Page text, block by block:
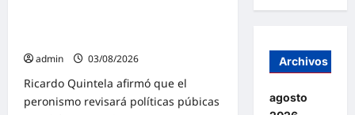
admin
03/08/2026
Ricardo Quintela afirmó que el
peronismo revisará políticas púbicas
Archivos
agosto